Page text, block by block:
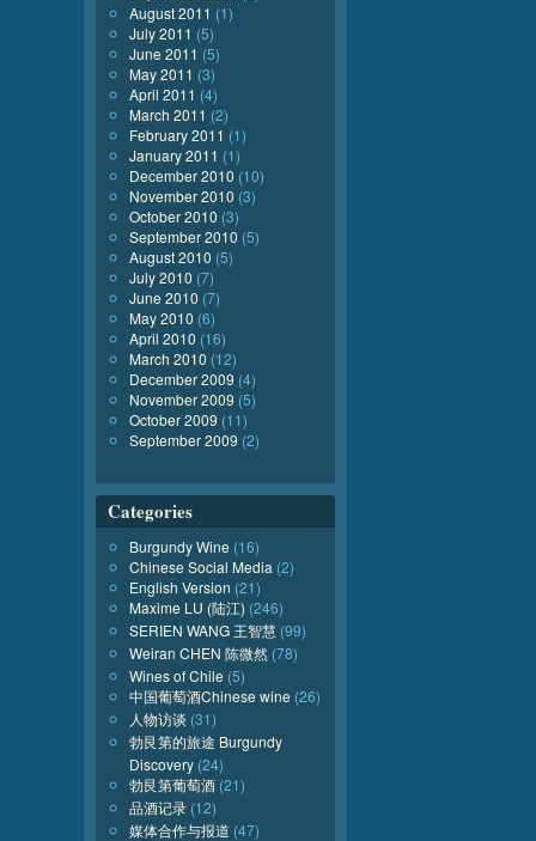
August 2011 (1)
July 2011 (5)
June 2011 (5)
May 2011 (3)
April 2011 (4)
March 2011 (2)
February 2011 (1)
January 2011 (1)
December 2010 (10)
November 2010 (3)
October 2010 (3)
September 2010 (5)
August 2010 (5)
July 2010 (7)
June 2010 (7)
May 2010 (6)
April 2010 (16)
March 2010 (12)
December 2009 (4)
November 2009 (5)
October 2009 (11)
September 2009 (2)
Categories
Burgundy Wine (16)
Chinese Social Media (2)
English Version (21)
Maxime LU (陆江) (246)
SERIEN WANG 王智慧 (99)
Weiran CHEN 陈微然 (78)
Wines of Chile (5)
中国葡萄酒Chinese wine (26)
人物访谈 (31)
勃艮第的旅途 Burgundy
Discovery (24)
勃艮第葡萄酒 (21)
品酒记录 (12)
媒体合作与报道 (47)